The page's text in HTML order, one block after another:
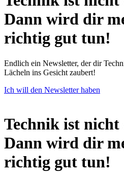
Dann wird dir
richtig gut tun!
Endlich ein Newsletter, der dir
Lächeln ins Gesicht zaubert!
Ich will den Newsletter haben
Technik ist nicht
Dann wird dir
richtig gut tun!